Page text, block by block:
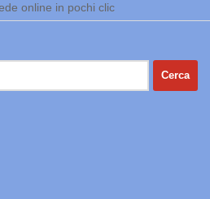
online in pochi clic